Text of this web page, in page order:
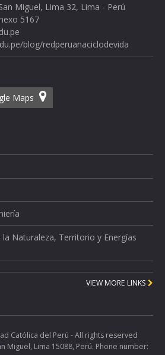
Miguel, Lima 32, Lima - Perú
5167
blog/redperuanaciclodevida
Maps
Naturaleza, Territorio y Energías
VIEW MORE LINKS
Católica del Perú - All rights reserved
Miguel, Lima 15088, Perú. Phone number: